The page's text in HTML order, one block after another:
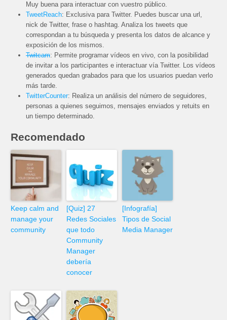
Muy buena para interactuar con vuestro público.
TweetReach: Exclusiva para Twitter. Puedes buscar una url,
nick de Twitter, frase o hashtag. Analiza los tweets que
correspondan a tu búsqueda y presenta los datos de alcance y
exposición de los mismos.
Twitcam: Permite programar vídeos en vivo, con la posibilidad
de invitar a los participantes e interactuar vía Twitter. Los vídeos
generados quedan grabados para que los usuarios puedan verlo
más tarde.
TwitterCounter: Realiza un análisis del número de seguidores,
personas a quienes seguimos, mensajes enviados y retuits en
un tiempo determinado.
Recomendado
Keep calm and
manage your
community
[Quiz] 27
Redes Sociales
que todo
Community
Manager
debería
conocer
[Infografía]
Tipos de Social
Media Manager